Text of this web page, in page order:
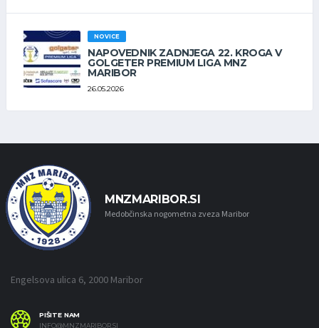
NOVICE
NAPOVEDNIK ZADNJEGA 22. KROGA V
GOLGETER PREMIUM LIGA MNZ
MARIBOR
26.05.2026
MNZMARIBOR.SI
Medobčinska nogometna zveza Maribor
Engelsova ulica 6, 2000 Maribor
PIŠITE NAM
INFO@MNZMARIBOR.SI